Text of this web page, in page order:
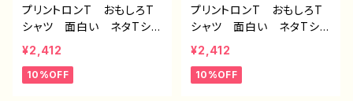
プリントロンT おもしろT
シャツ 面白い ネタTシャ
ツ ユニーク 文字 かわ
いい メンズ レディー
ス おしゃれ おすすめ
¥2,412
10%OFF
プリントロンT おもしろT
シャツ 面白い ネタTシャ
ツ ユニーク 文字 かわ
いい メンズ レディー
ス おしゃれ おすすめ
¥2,412
10%OFF